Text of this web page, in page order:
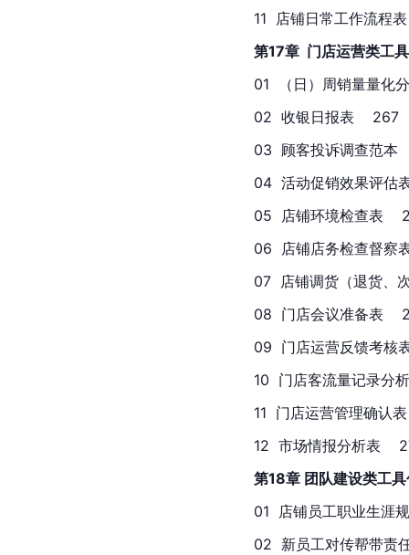
11  店铺日常工作流程表
第17章  门店运营类工
01  （日）周销量量化
02  收银日报表    267
03  顾客投诉调查范本
04  活动促销效果评估
05  店铺环境检查表
06  店铺店务检查督察
07  店铺调货（退货、
08  门店会议准备表
09  门店运营反馈考核
10  门店客流量记录分析
11  门店运营管理确认表
12  市场情报分析表
第18章 团队建设类工
01  店铺员工职业生涯
02  新员工对传帮带责